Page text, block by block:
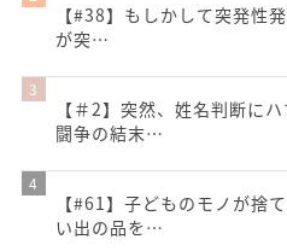
【#38】もしかして突発性
が突…
【＃2】突然、姓名判断に
闘争の結末…
【#61】子どものモノが捨
い出の品を…